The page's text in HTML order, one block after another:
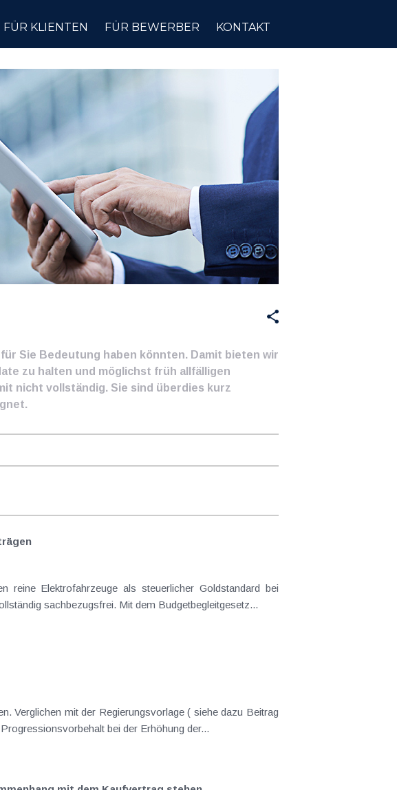
FÜR KLIENTEN FÜR BEWERBER KONTAKT
Sie Bedeutung haben könnten. Damit bieten wir
zu halten und möglichst früh allfälligen
nicht vollständig. Sie sind überdies kurz
sachbezugsfrei. Mit dem Budgetbegleitgesetz...
Verglichen mit der Regierungsvorlage ( siehe dazu Beitrag
) ist es dabei vereinzelt noch zu wichtigen Änderungen gekommen. Kein Progressionsvorbehalt bei der Erhöhung der...